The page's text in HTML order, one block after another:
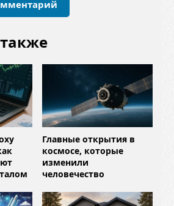
Главные открытия в
космосе, которые
изменили
человечество